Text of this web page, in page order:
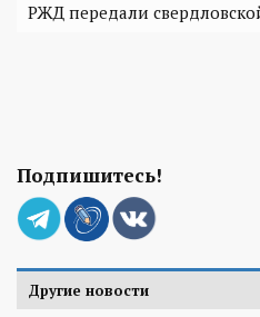
РЖД передали
Подпишитесь!
Другие новости